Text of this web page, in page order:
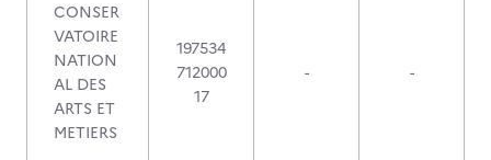
CONSER
VATOIRE
NATION
AL DES
ARTS ET
METIERS
197534
712000
17
- -